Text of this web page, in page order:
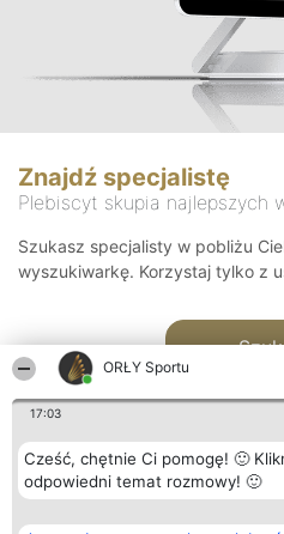
ORŁY Sportu
17:03
Cześć, chętnie Ci pomogę! 🙂
odpowiedni temat rozmowy! 🙂
Znajdź specjalistę
Plebiscyt skupia najlepszych
Szukasz specjalisty w pobliżu
wyszukiwarkę. Korzystaj tylko z
Organizator plebiscytu